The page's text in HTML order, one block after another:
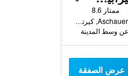
ممتاز 8.6
Aschauer Strasse 75, كيرتشبرغ ان تيرول, ولاية تيرول, النمسا
عرض الصفقة